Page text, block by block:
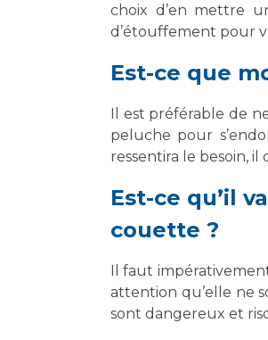
choix d’en mettre
d’étouffement pour
Est-ce que
Il est préférable de
peluche pour
ressentira le besoin, il
Est-ce qu’il
couette ?
Il faut
attention qu’elle ne
sont dangereux et